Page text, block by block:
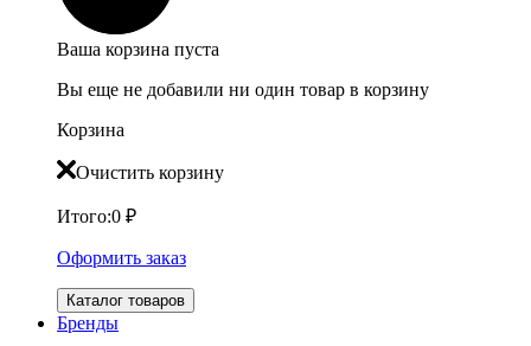
Ваша корзина пуста
Вы еще не добавили ни один товар в корзину
Корзина
Очистить корзину
Итого:0 ₽
Оформить заказ
Каталог товаров
Бренды